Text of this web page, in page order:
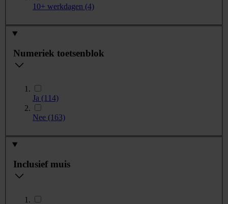
10+ werkdagen (4)
Numeriek toetsenblok
Ja (114)
Nee (163)
Inclusief muis